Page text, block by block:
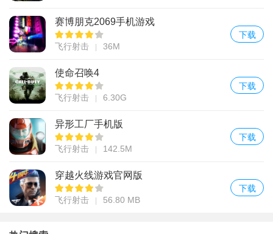
赛博朋克2069手机游戏
飞行射击 36M
下载
使命召唤4
飞行射击 6.30G
下载
异形工厂手机版
飞行射击 142.5M
下载
穿越火线游戏官网版
飞行射击 56.80 MB
下载